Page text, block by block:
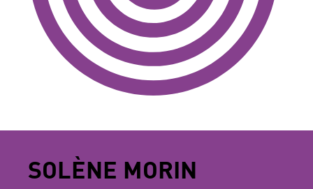
CORPULENCE ANNÉE DE NAISSANCE
ANNULER LES FILTRES
SOLÈNE MORIN